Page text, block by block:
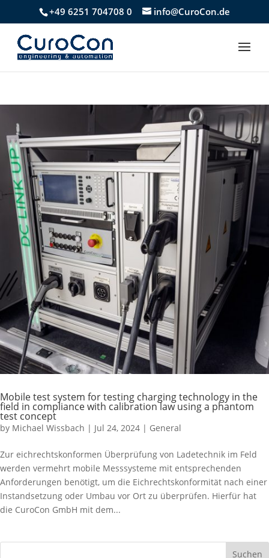
+49 6251 704708 0 info@CuroCon.de
Mobile test system for testing charging technology in the
field in compliance with calibration law using a phantom
test concept
by Michael Wissbach | Jul 24, 2024 | General
Zur eichrechtskonformen Überprüfung von Ladetechnik im Feld
werden vermehrt mobile Messsysteme mit entsprechenden
Anforderungen benötigt, um die Eichrechtskonformität nach einer
Instandsetzung oder Umbau vor Ort zu überprüfen. Hierfür hat
die CuroCon GmbH mit dem...